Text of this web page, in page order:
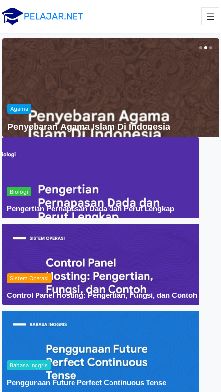
Agama
Penyebaran Agama Islam Di Indonesia
Biologi
Pengertian Pernapasan Dada dan Perut Lengkap
Sistem Operasi
Control Panel Hosting: Pengertian, Fungsi, dan Contoh
Bahasa Inggris
Penggunaan Future Perfect Continuous Tense